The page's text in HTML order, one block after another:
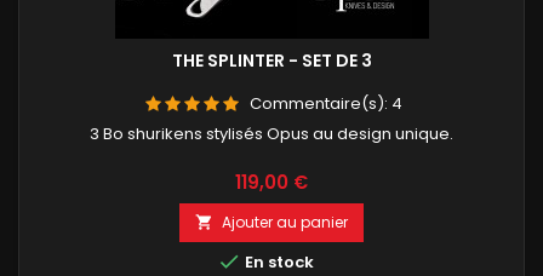
THE SPLINTER - SET DE 3
Commentaire(s): 4
3 Bo shurikens stylisés Opus au design unique.
Prix
119,00 €
 Ajouter au panier
 En stock